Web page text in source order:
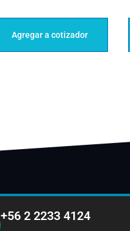
Agregar a cotizador
+56 2 2233 4124